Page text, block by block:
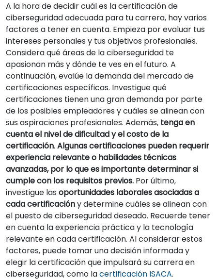
A la hora de decidir cuál es la certificación de
ciberseguridad adecuada para tu carrera, hay varios
factores a tener en cuenta. Empieza por evaluar tus
intereses personales y tus objetivos profesionales.
Considera qué áreas de la ciberseguridad te
apasionan más y dónde te ves en el futuro. A
continuación, evalúe la demanda del mercado de
certificaciones específicas. Investigue qué
certificaciones tienen una gran demanda por parte
de los posibles empleadores y cuáles se alinean con
sus aspiraciones profesionales. Además, tenga en
cuenta el nivel de dificultad y el costo de la
certificación. Algunas certificaciones pueden requerir
experiencia relevante o habilidades técnicas
avanzadas, por lo que es importante determinar si
cumple con los requisitos previos. Por último,
investigue las oportunidades laborales asociadas a
cada certificacióny determine cuáles se alinean con
el puesto de ciberseguridad deseado. Recuerde tener
en cuenta la experiencia práctica y la tecnología
relevante en cada certificación. Al considerar estos
factores, puede tomar una decisión informada y
elegir la certificación que impulsará su carrera en
ciberseguridad, como lacertificación ISACA.